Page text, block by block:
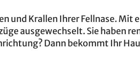
und Krallen Ihrer Fellnase. Mit
ausgewechselt. Sie haben
Dann bekommt Ihr